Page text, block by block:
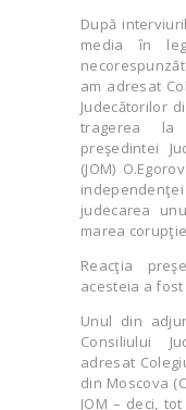
După
media în
am adresat
Judecătorilor
tragerea la
preşedintei
(JOM)
judecarea
marea
Reacţia
acesteia a fost
Unul din
Consiliului
adresat
din Moscova
JOM – deci,